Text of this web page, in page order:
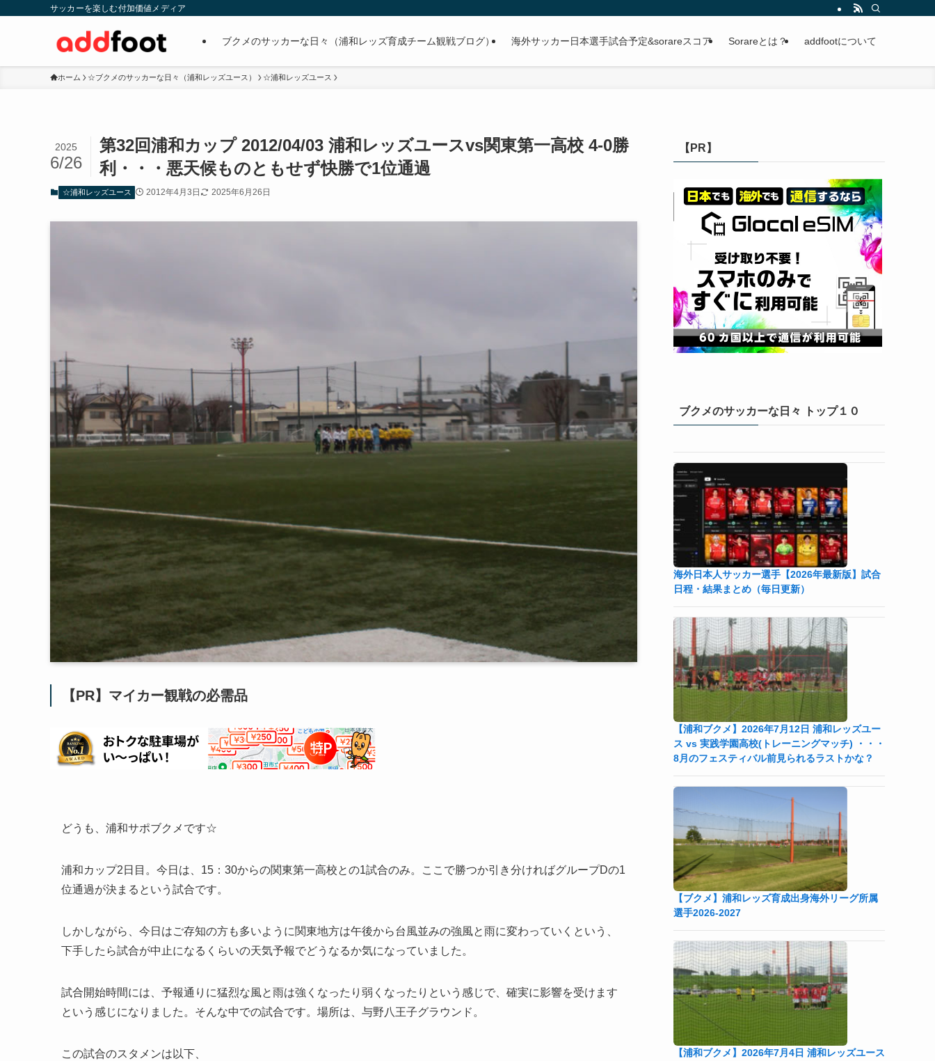
サッカーを楽しむ付加価値メディア
ブクメのサッカーな日々（浦和レッズ育成チーム観戦ブログ） 海外サッカー日本選手試合予定&sorareスコア Sorareとは？ addfootについて
ホーム ☆ブクメのサッカーな日々（浦和レッズユース） ☆浦和レッズユース
第32回浦和カップ 2012/04/03 浦和レッズユースvs関東第一高校 4-0勝
利・・・悪天候ものともせず快勝で1位通過
2025
6/26
☆浦和レッズユース 2012年4月3日 2025年6月26日
【PR】マイカー観戦の必需品
どうも、浦和サポブクメです☆
浦和カップ2日目。今日は、15：30からの関東第一高校との1試合のみ。ここで勝つか引き分ければグループDの1
位通過が決まるという試合です。
しかしながら、今日はご存知の方も多いように関東地方は午後から台風並みの強風と雨に変わっていくという、
下手したら試合が中止になるくらいの天気予報でどうなるか気になっていました。
試合開始時間には、予報通りに猛烈な風と雨は強くなったり弱くなったりという感じで、確実に影響を受けます
という感じになりました。そんな中での試合です。場所は、与野八王子グラウンド。
この試合のスタメンは以下、
【PR】
ブクメのサッカーな日々 トップ１０
海外日本人サッカー選手【2026年最新版】試合
日程・結果まとめ（毎日更新）
【浦和ブクメ】2026年7月12日 浦和レッズユー
ス vs 実践学園高校(トレーニングマッチ) ・・・
8月のフェスティバル前見られるラストかな？
【ブクメ】浦和レッズ育成出身海外リーグ所属
選手2026-2027
【浦和ブクメ】2026年7月4日 浦和レッズユース